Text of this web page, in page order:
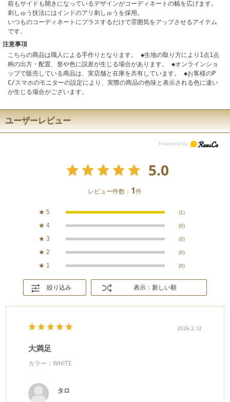
前もサイドも開きになっているデザインがコーディネートの幅を広げます。
刺しゅう技法にはインドのアリ刺しゅうを採用。
いつものコーディネートにプラスするだけで雰囲気をアップさせるアイテム
です。
注意事項
こちらの商品は職人による手作りとなります。 ◆生地の取り方により1点1点
柄の出方・配置、形や色に誤差が生じる場合があります。 ◆オンラインショ
ップで販売している商品は、実店舗と在庫を共有しています。 ◆お客様のP
C/スマホのモニターの設定により、実際の商品の色味と表示される色に違い
が生じる場合がございます。
ユーザーレビュー
5.0
レビュー件数： 1件
★ 5 (1)
★ 4 (0)
★ 3 (0)
★ 2 (0)
★ 1 (0)
絞り込み 表示：新しい順
2026.2.12
大満足
カラー：WHITE
タロ